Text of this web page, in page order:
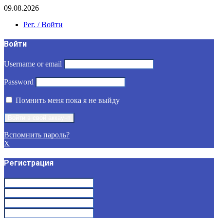
09.08.2026
Рег. / Войти
Войти
Username or email
Password
Помнить меня пока я не выйду
Вспомнить пароль?
X
Регистрация